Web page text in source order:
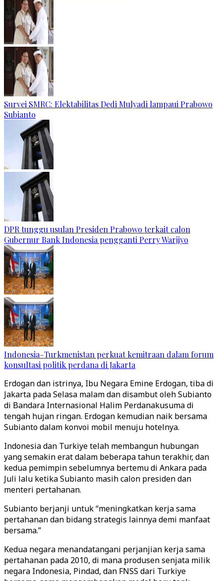
Survei SMRC: Elektabilitas Dedi Mulyadi lampaui Prabowo
Subianto
DPR tunggu usulan Presiden Prabowo terkait calon
Gubernur Bank Indonesia pengganti Perry Warjiyo
Indonesia–Turkmenistan perkuat kemitraan dalam forum
konsultasi politik perdana di Jakarta
Erdogan dan istrinya, Ibu Negara Emine Erdogan, tiba di
Jakarta pada Selasa malam dan disambut oleh Subianto
di Bandara Internasional Halim Perdanakusuma di
tengah hujan ringan. Erdogan kemudian naik bersama
Subianto dalam konvoi mobil menuju hotelnya.
Indonesia dan Turkiye telah membangun hubungan
yang semakin erat dalam beberapa tahun terakhir, dan
kedua pemimpin sebelumnya bertemu di Ankara pada
Juli lalu ketika Subianto masih calon presiden dan
menteri pertahanan.
Subianto berjanji untuk “meningkatkan kerja sama
pertahanan dan bidang strategis lainnya demi manfaat
bersama.”
Kedua negara menandatangani perjanjian kerja sama
pertahanan pada 2010, di mana produsen senjata milik
negara Indonesia, Pindad, dan FNSS dari Turkiye